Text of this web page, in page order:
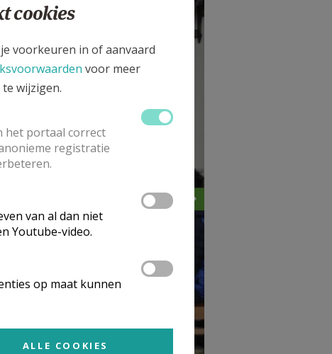
cookies
voorkeuren in of aanvaard
voor meer
wijzigen.
het portaal correct
registratie
van al dan niet
Youtube-video.
op maat kunnen
ALLE COOKIES